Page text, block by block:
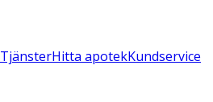
TjänsterHitta apotekKundservice